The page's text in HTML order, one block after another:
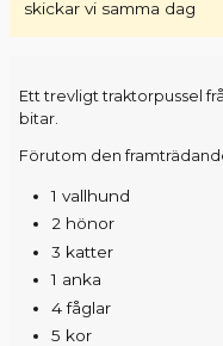
skickar vi samma dag
Ett trevligt traktorpussel
bitar.
Förutom den
1 vallhund
2 hönor
3 katter
1 anka
4 fåglar
5 kor